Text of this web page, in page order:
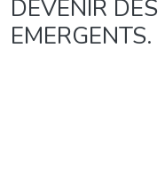
DEVENIR
EMERGENTS.